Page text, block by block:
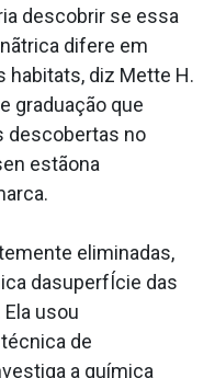
descobrir se essa
difere em
habitats, diz Mette H.
graduação que
descobertas no
estãona
eliminadas,
dasuperfÍcie das
Ela usou
de
a química